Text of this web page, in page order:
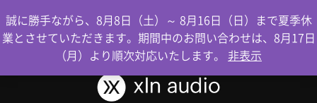
0
誠に勝手ながら、8月8日（土）～ 8月16日（日）まで夏季休
業とさせていただきます。期間中のお問い合わせは、8月17日
（月）より順次対応いたします。 非表示